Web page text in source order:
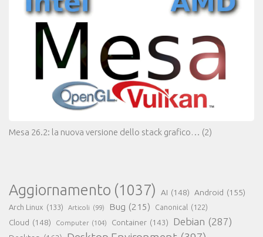
Mesa 26.2: la nuova versione dello stack grafico… (2)
Aggiornamento (1037) AI (148) Android (155)
Arch Linux (133) Articoli (99) Bug (215) Canonical (122)
Cloud (148) Computer (104) Container (143) Debian (287)